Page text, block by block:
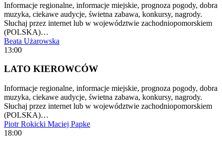
Informacje regionalne, informacje miejskie, prognoza pogody, dobra
muzyka, ciekawe audycje, świetna zabawa, konkursy, nagrody.
Słuchaj przez internet lub w województwie zachodniopomorskiem
(POLSKA)…
Beata Użarowska
13:00
LATO KIEROWCÓW
Informacje regionalne, informacje miejskie, prognoza pogody, dobra
muzyka, ciekawe audycje, świetna zabawa, konkursy, nagrody.
Słuchaj przez internet lub w województwie zachodniopomorskiem
(POLSKA)…
Piotr Rokicki Maciej Papke
18:00